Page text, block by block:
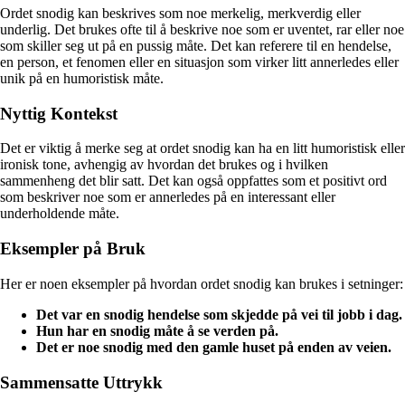
Ordet snodig kan beskrives som noe merkelig, merkverdig eller
underlig. Det brukes ofte til å beskrive noe som er uventet, rar eller noe
som skiller seg ut på en pussig måte. Det kan referere til en hendelse,
en person, et fenomen eller en situasjon som virker litt annerledes eller
unik på en humoristisk måte.
Nyttig Kontekst
Det er viktig å merke seg at ordet snodig kan ha en litt humoristisk eller
ironisk tone, avhengig av hvordan det brukes og i hvilken
sammenheng det blir satt. Det kan også oppfattes som et positivt ord
som beskriver noe som er annerledes på en interessant eller
underholdende måte.
Eksempler på Bruk
Her er noen eksempler på hvordan ordet snodig kan brukes i setninger:
Det var en snodig hendelse som skjedde på vei til jobb i dag.
Hun har en snodig måte å se verden på.
Det er noe snodig med den gamle huset på enden av veien.
Sammensatte Uttrykk